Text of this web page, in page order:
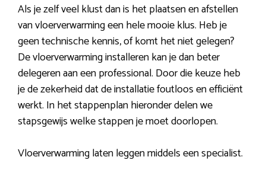
Als je zelf veel klust dan is het plaatsen en afstellen
van vloerverwarming een hele mooie klus. Heb je
geen technische kennis, of komt het niet gelegen?
De vloerverwarming installeren kan je dan beter
delegeren aan een professional. Door die keuze heb
je de zekerheid dat de installatie foutloos en efficiënt
werkt. In het stappenplan hieronder delen we
stapsgewijs welke stappen je moet doorlopen.
Vloerverwarming laten leggen middels een specialist.